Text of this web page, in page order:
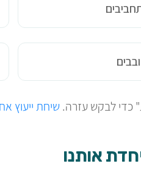
כדי לבקש עזרה. שיחת ייעוץ
אותנו